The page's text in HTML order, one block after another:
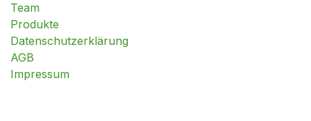
Team
Produkte
Datenschutzerklärung
AGB
Impressum